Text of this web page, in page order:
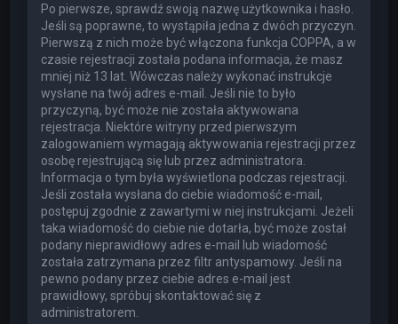
Po pierwsze, sprawdź swoją nazwę użytkownika i hasło.
Jeśli są poprawne, to wystąpiła jedna z dwóch przyczyn.
Pierwszą z nich może być włączona funkcja COPPA, a w
czasie rejestracji została podana informacja, że masz
mniej niż 13 lat. Wówczas należy wykonać instrukcje
wysłane na twój adres e-mail. Jeśli nie to było
przyczyną, być może nie została aktywowana
rejestracja. Niektóre witryny przed pierwszym
zalogowaniem wymagają aktywowania rejestracji przez
osobę rejestrującą się lub przez administratora.
Informacja o tym była wyświetlona podczas rejestracji.
Jeśli została wysłana do ciebie wiadomość e-mail,
postępuj zgodnie z zawartymi w niej instrukcjami. Jeżeli
taka wiadomość do ciebie nie dotarła, być może został
podany nieprawidłowy adres e-mail lub wiadomość
została zatrzymana przez filtr antyspamowy. Jeśli na
pewno podany przez ciebie adres e-mail jest
prawidłowy, spróbuj skontaktować się z
administratorem.